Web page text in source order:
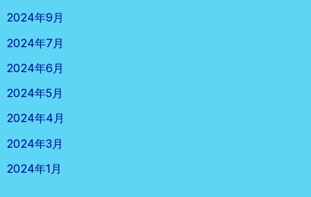
2024年9月
2024年7月
2024年6月
2024年5月
2024年4月
2024年3月
2024年1月